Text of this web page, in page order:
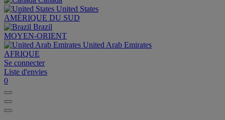
United States
AMÉRIQUE DU SUD
Brazil
MOYEN-ORIENT
United Arab Emirates
AFRIQUE
Se connecter
Liste d'envies
0